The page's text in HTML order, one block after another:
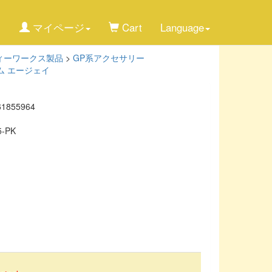
マイページ Cart Language
ーワークス製品 > GP系アクセサリー
エージェイ
PK